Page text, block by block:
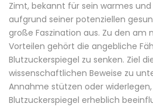
Zimt, bekannt für sein warmes
aufgrund seiner potenziellen
große Faszination aus. Zu den
Vorteilen gehört die angebliche
Blutzuckerspiegel zu senken. Ziel
wissenschaftlichen Beweise zu
Annahme stützen oder
Blutzuckerspiegel erheblich